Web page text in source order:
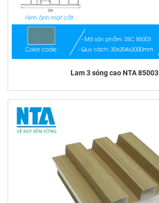
Lam 3 sóng cao NTA 85003